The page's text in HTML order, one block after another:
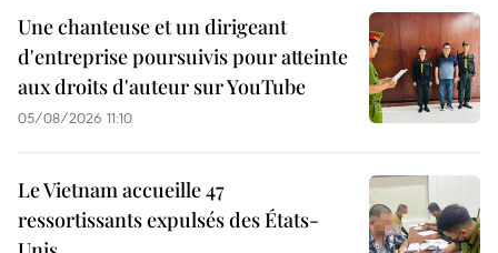
Une chanteuse et un dirigeant
d'entreprise poursuivis pour atteinte
aux droits d'auteur sur YouTube
05/08/2026 11:10
Le Vietnam accueille 47
ressortissants expulsés des États-